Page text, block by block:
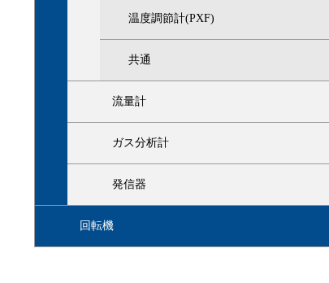
温度調節計(PXF)
共通
流量計
ガス分析計
発信器
回転機